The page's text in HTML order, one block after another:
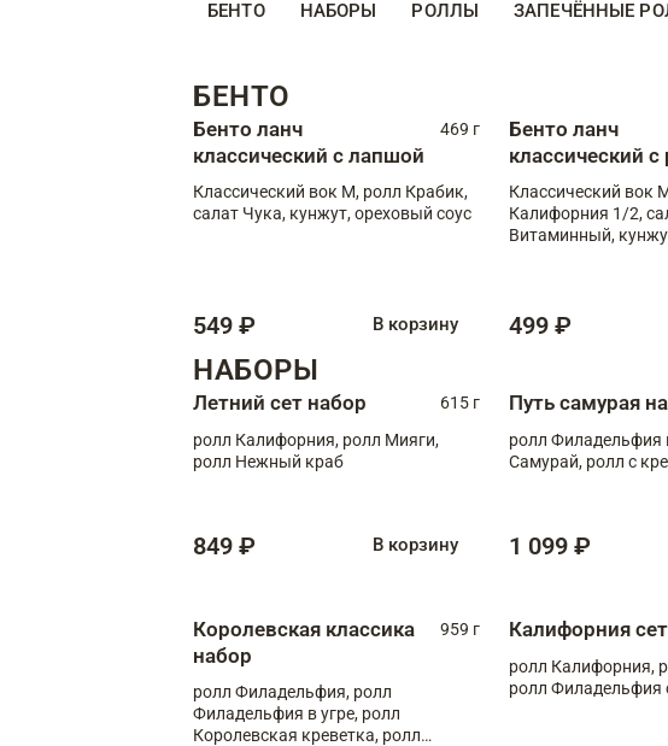
БЕНТО НАБОРЫ РОЛЛЫ ЗАПЕЧЁННЫЕ
БЕНТО
Бенто ланч
классический с лапшой
469 г
Классический вок М, ролл Крабик,
салат Чука, кунжут, ореховый соус
549 ₽ В корзину
Бенто ланч
классический
Классический вок
Калифорния 1/2,
Витаминный,
499 ₽
НАБОРЫ
Летний сет набор
615 г
ролл Калифорния, ролл Мияги,
ролл Нежный краб
849 ₽ В корзину
Путь самурая
ролл Филадельфия
Самурай, ролл с
1 099 ₽
Королевская классика
набор
959 г
ролл Филадельфия, ролл
Филадельфия в угре, ролл
Королевская креветка, ролл
Калифорния
ролл Калифорния,
ролл Филадельфия